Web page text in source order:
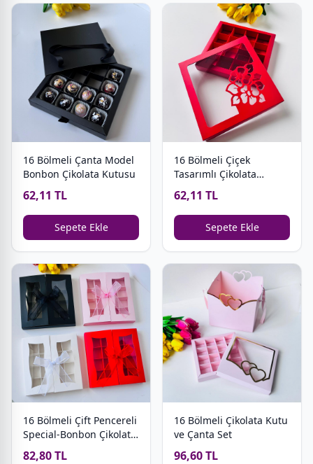
16 Bölmeli Çanta Model
Bonbon Çikolata Kutusu
62,11 TL
Sepete Ekle
16 Bölmeli Çiçek
Tasarımlı Çikolata
62,11 TL
Sepete Ekle
16 Bölmeli Çift Pencereli
Special-Bonbon Çikolata
82,80 TL
16 Bölmeli Çikolata Kutu
ve Çanta Set
96,60 TL